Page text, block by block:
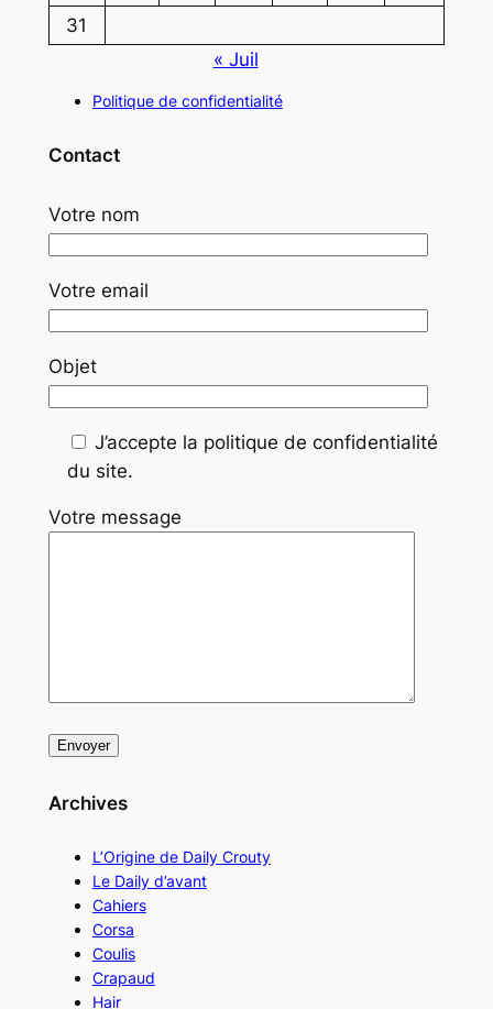
31
« Juil
Politique de confidentialité
Contact
Votre nom
Votre email
Objet
J’accepte la politique de confidentialité
du site.
Votre message
Archives
L’Origine de Daily Crouty
Le Daily d’avant
Cahiers
Corsa
Coulis
Crapaud
Hair